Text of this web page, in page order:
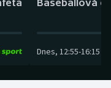
Baseballová
Dnes, 12:55-16:15